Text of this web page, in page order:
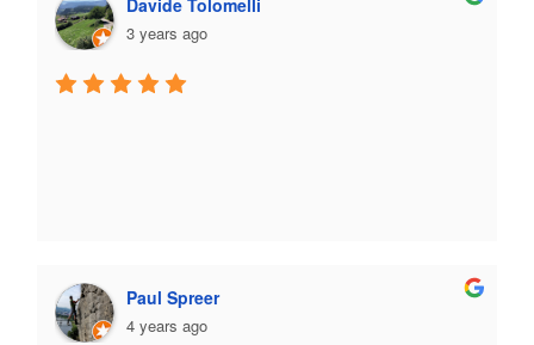
Davide Tolomelli
3 years ago
Paul Spreer
4 years ago